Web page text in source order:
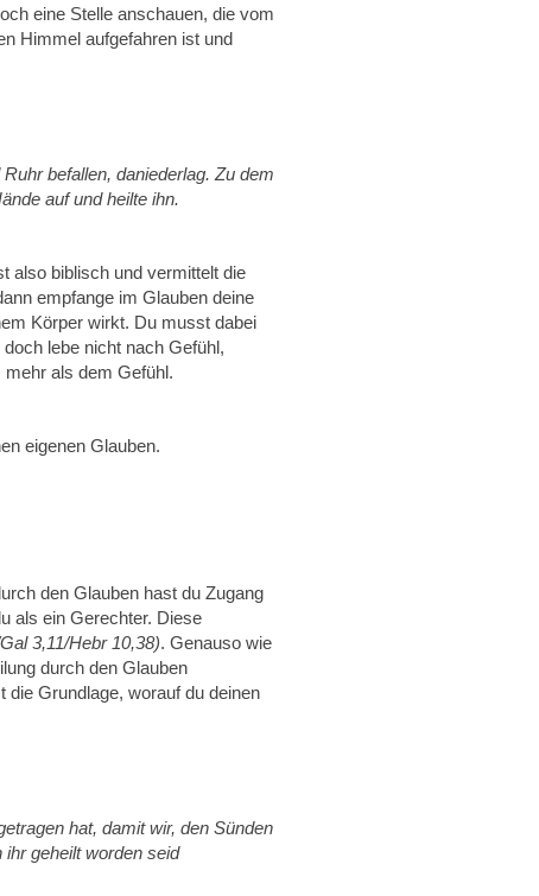
eine Stelle anschauen, die vom
Himmel aufgefahren ist und
befallen, daniederlag. Zu dem
auf und heilte ihn.
also biblisch und vermittelt die
empfange im Glauben deine
Körper wirkt. Du musst dabei
lebe nicht nach Gefühl,
als dem Gefühl.
eigenen Glauben.
den Glauben hast du Zugang
als ein Gerechter. Diese
3,11/Hebr 10,38). Genauso wie
durch den Glauben
Grundlage, worauf du deinen
hat, damit wir, den Sünden
geheilt worden seid